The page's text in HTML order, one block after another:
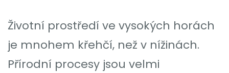
Životní prostředí ve vysokých horách
je mnohem křehčí, než v nížinách.
Přírodní procesy jsou velmi